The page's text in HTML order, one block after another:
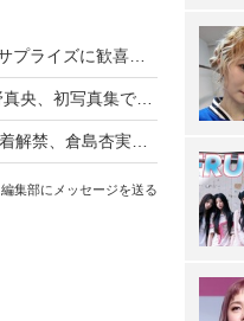
編集部にメッセージを送る